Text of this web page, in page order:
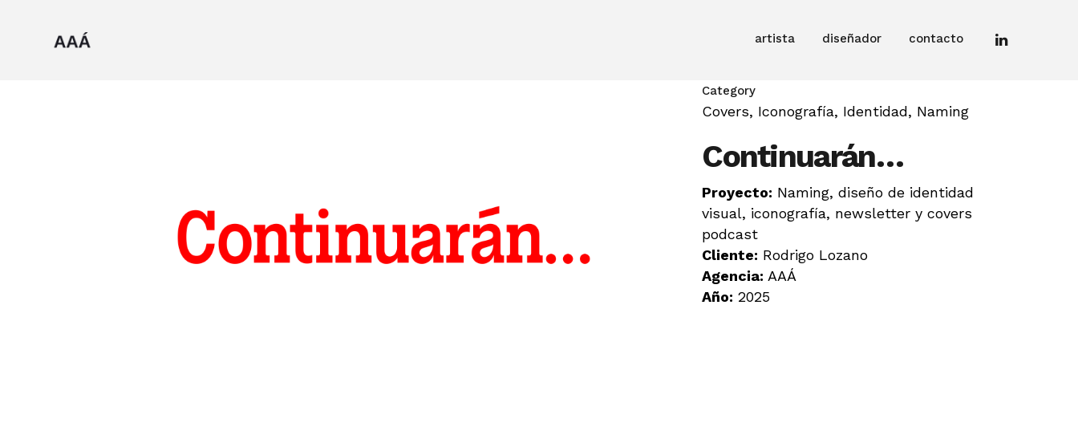
artista diseñador contacto
Category
Covers, Iconografía, Identidad, Naming
Continuarán…
Proyecto: Naming, diseño de identidad
visual, iconografía, newsletter y covers
podcast
Cliente: Rodrigo Lozano
Agencia: AAÁ
Año: 2025